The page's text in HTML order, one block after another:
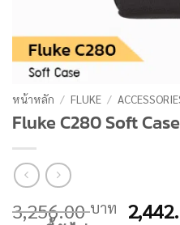
หน้าหลัก / FLUKE /
Fluke C280 Soft
3,256.00บาท